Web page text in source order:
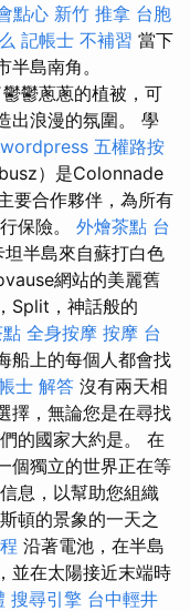
點心 新竹 推拿 台胞
記帳士 不補習 當下
島南角。
鬱蔥蔥的植被，可
出浪漫的氛圍。 學
wordpress 五權路按
）是Colonnade
要合作夥伴，為所有
保險。 外燴茶點 台
坦半島來自蘇打白色
網站的美麗舊
Split，神話般的
全身按摩 按摩 台
船上的每個人都會找
士 解答 沒有兩天相
擇，無論您是在尋找
的國家大約是。 在
個獨立的世界正在等
息，以幫助您組織
頓的景象的一天之
沿著電池，在半島
並在太陽接近末端時
搜尋引擎 台中輕井